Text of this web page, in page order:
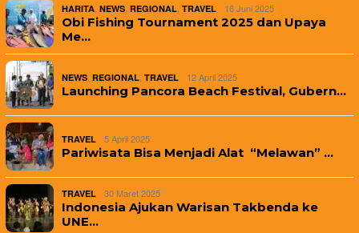
HARITA NEWS REGIONAL TRAVEL 16 Juni 2025
Obi Fishing Tournament 2025 dan Upaya
Me…
NEWS REGIONAL TRAVEL 12 April 2025
Launching Pancora Beach Festival, Gubern…
TRAVEL 5 April 2025
Pariwisata Bisa Menjadi Alat “Melawan” …
TRAVEL 30 Maret 2025
Indonesia Ajukan Warisan Takbenda ke
UNE…